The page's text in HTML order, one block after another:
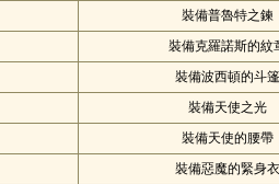
裝備普魯特之鍊
裝備克羅諾斯的紋
裝備波西頓的斗篷
裝備天使之光
裝備天使的腰帶
裝備惡魔的緊身衣